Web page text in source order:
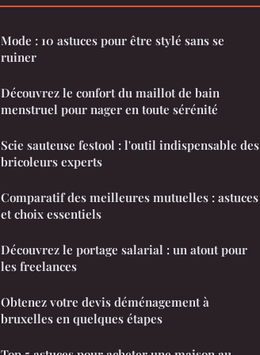
Mode : 10 astuces pour être stylé sans se
ruiner
Découvrez le confort du maillot de bain
menstruel pour nager en toute sérénité
Scie sauteuse festool : l'outil indispensable des
bricoleurs experts
Comparatif des meilleures mutuelles : astuces
et choix essentiels
Découvrez le portage salarial : un atout pour
les freelances
Obtenez votre devis déménagement à
bruxelles en quelques étapes